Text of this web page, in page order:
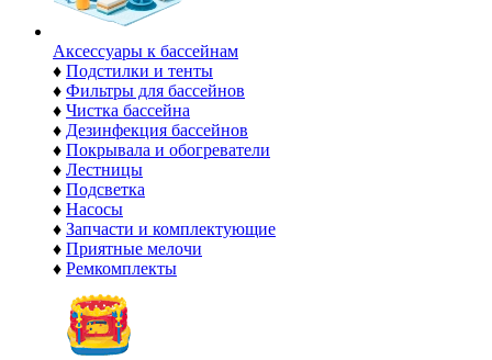
Аксессуары к бассейнам
♦ Подстилки и тенты
♦ Фильтры для бассейнов
♦ Чистка бассейна
♦ Дезинфекция бассейнов
♦ Покрывала и обогреватели
♦ Лестницы
♦ Подсветка
♦ Насосы
♦ Запчасти и комплектующие
♦ Приятные мелочи
♦ Ремкомплекты